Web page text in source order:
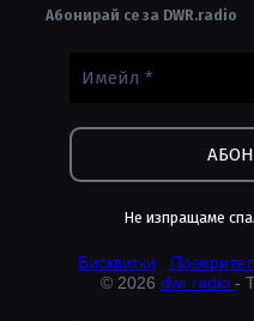
Абонирай се за DWR.radio
Не изпращаме
Бисквитки
© 2026 dwr.radio -